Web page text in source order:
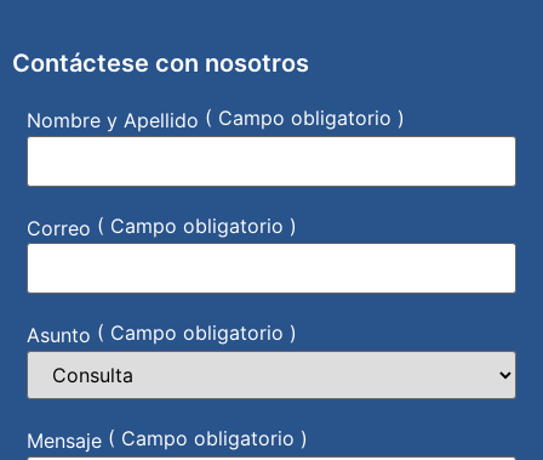
Contáctese con nosotros
Nombre y Apellido ( Campo obligatorio )
Correo ( Campo obligatorio )
Asunto ( Campo obligatorio )
Mensaje ( Campo obligatorio )